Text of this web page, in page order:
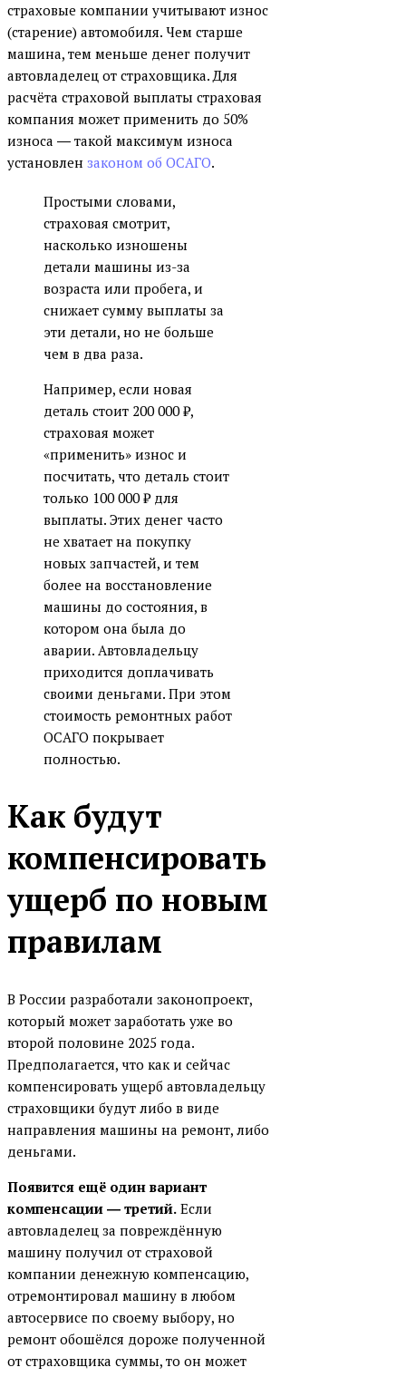
страховые компании учитывают износ
(старение) автомобиля. Чем старше
машина, тем меньше денег получит
автовладелец от страховщика. Для
расчёта страховой выплаты страховая
компания может применить до 50%
износа ― такой максимум износа
установлен законом об ОСАГО.
Простыми словами,
страховая смотрит,
насколько изношены
детали машины из-за
возраста или пробега, и
снижает сумму выплаты за
эти детали, но не больше
чем в два раза.
Например, если новая
деталь стоит 200 000 ₽,
страховая может
«применить» износ и
посчитать, что деталь стоит
только 100 000 ₽ для
выплаты. Этих денег часто
не хватает на покупку
новых запчастей, и тем
более на восстановление
машины до состояния, в
котором она была до
аварии. Автовладельцу
приходится доплачивать
своими деньгами. При этом
стоимость ремонтных работ
ОСАГО покрывает
полностью.
Как будут
компенсировать
ущерб по новым
правилам
В России разработали законопроект,
который может заработать уже во
второй половине 2025 года.
Предполагается, что как и сейчас
компенсировать ущерб автовладельцу
страховщики будут либо в виде
направления машины на ремонт, либо
деньгами.
Появится ещё один вариант
компенсации ― третий. Если
автовладелец за повреждённую
машину получил от страховой
компании денежную компенсацию,
отремонтировал машину в любом
автосервисе по своему выбору, но
ремонт обошёлся дороже полученной
от страховщика суммы, то он может